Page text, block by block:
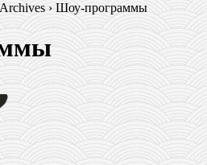
› Шоу-программы